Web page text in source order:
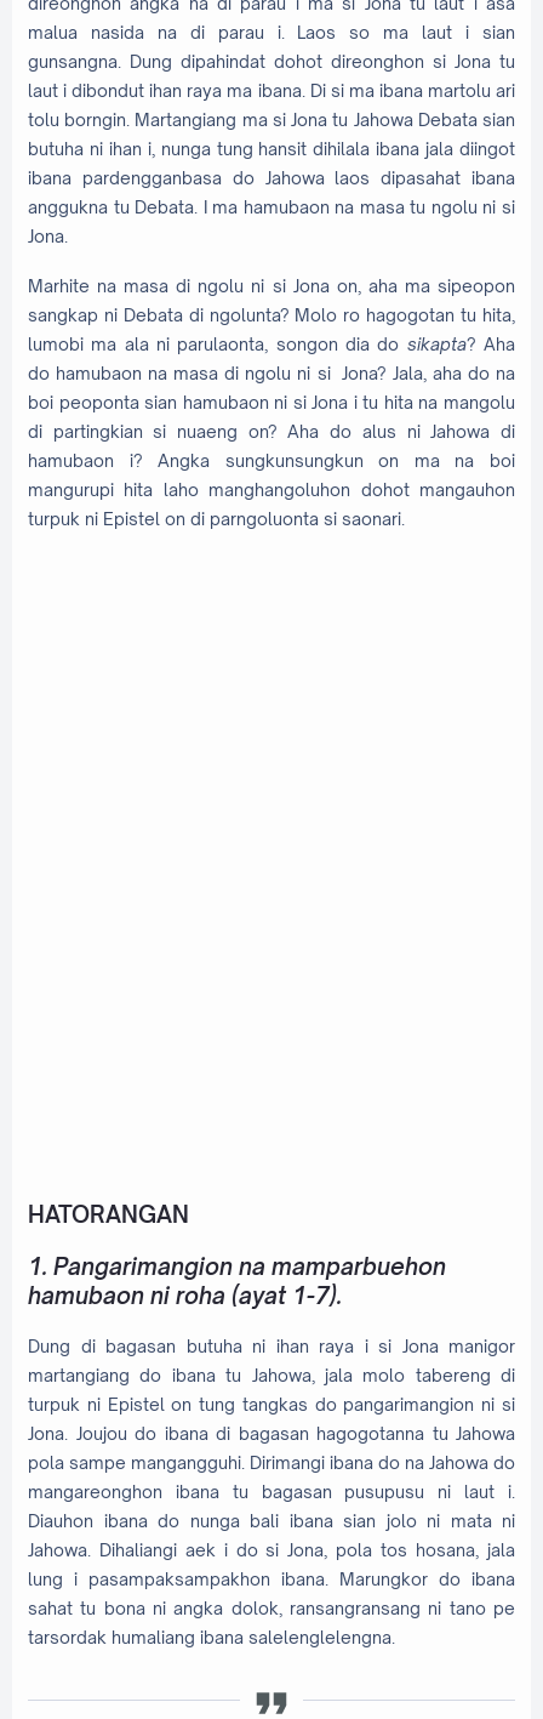
malua nasida na di parau i. Laos so ma laut i sian
gunsangna. Dung dipahindat dohot direonghon si Jona tu
laut i dibondut ihan raya ma ibana. Di si ma ibana martolu ari
tolu borngin. Martangiang ma si Jona tu Jahowa Debata sian
butuha ni ihan i, nunga tung hansit dihilala ibana jala diingot
ibana pardengganbasa do Jahowa laos dipasahat ibana
anggukna tu Debata. I ma hamubaon na masa tu ngolu ni si
Jona.
Marhite na masa di ngolu ni si Jona on, aha ma sipeopon
sangkap ni Debata di ngolunta? Molo ro hagogotan tu hita,
lumobi ma ala ni parulaonta, songon dia do sikapta? Aha
do hamubaon na masa di ngolu ni si Jona? Jala, aha do na
boi peoponta sian hamubaon ni si Jona i tu hita na mangolu
di partingkian si nuaeng on? Aha do alus ni Jahowa di
hamubaon i? Angka sungkunsungkun on ma na boi
mangurupi hita laho manghangoluhon dohot mangauhon
turpuk ni Epistel on di parngoluonta si saonari.
HATORANGAN
1. Pangarimangion na mamparbuehon
hamubaon ni roha (ayat 1-7).
Dung di bagasan butuha ni ihan raya i si Jona manigor
martangiang do ibana tu Jahowa, jala molo tabereng di
turpuk ni Epistel on tung tangkas do pangarimangion ni si
Jona. Joujou do ibana di bagasan hagogotanna tu Jahowa
pola sampe mangangguhi. Dirimangi ibana do na Jahowa do
mangareonghon ibana tu bagasan pusupusu ni laut i.
Diauhon ibana do nunga bali ibana sian jolo ni mata ni
Jahowa. Dihaliangi aek i do si Jona, pola tos hosana, jala
lung i pasampaksampakhon ibana. Marungkor do ibana
sahat tu bona ni angka dolok, ransangransang ni tano pe
tarsordak humaliang ibana salelenglelengna.